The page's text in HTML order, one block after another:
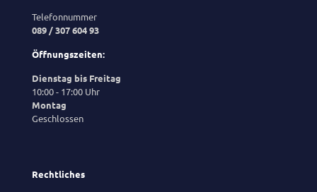
Telefonnummer
089 / 307 604 93
Öffnungszeiten:
Dienstag bis Freitag
10:00 - 17:00 Uhr
Montag
Geschlossen
Rechtliches